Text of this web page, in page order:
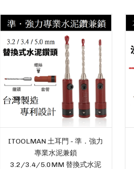
ITOOLMAN 土耳門 - 準．強力
專業水泥兼鎖
3.2/3.4/5.0MM 替換式水泥